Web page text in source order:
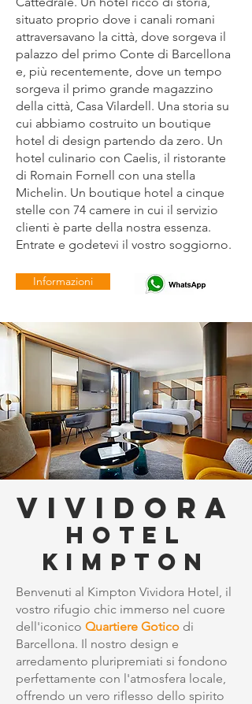
situato proprio dove i canali romani
attraversavano la città, dove sorgeva il
palazzo del primo Conte di Barcellona
e, più recentemente, dove un tempo
sorgeva il primo grande magazzino
della città, Casa Vilardell. Una storia su
cui abbiamo costruito un boutique
hotel di design partendo da zero. Un
hotel culinario con Caelis, il ristorante
di Romain Fornell con una stella
Michelin. Un boutique hotel a cinque
stelle con 74 camere in cui il servizio
clienti è parte della nostra essenza.
Entrate e godetevi il vostro soggiorno.
Informazioni
VIVIDORA
HOTEL
KIMPTON
Benvenuti al Kimpton Vividora Hotel, il
vostro rifugio chic immerso nel cuore
dell'iconico Quartiere Gotico di
Barcellona. Il nostro design e
arredamento pluripremiati si fondono
perfettamente con l'atmosfera locale,
offrendo un vero riflesso dello spirito